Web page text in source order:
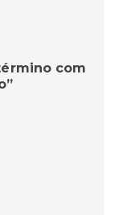
com